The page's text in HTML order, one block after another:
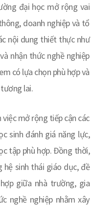
đại học mở rộng vai
doanh nghiệp và tổ
nội dung thiết thực như
nhận thức nghề nghiệp
có lựa chọn phù hợp và
lai.
mở rộng tiếp cận các
sinh đánh giá năng lực,
tập phù hợp. Đồng thời,
sinh thái giáo dục, đề
giữa nhà trường, gia
nghề nghiệp nhằm xây